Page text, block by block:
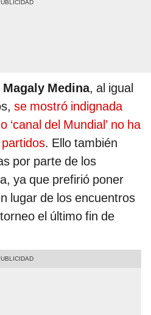
Magaly Medina, al igual
se mostró indignada
‘canal del Mundial’ no ha
. Ello también
por parte de los
ya que prefirió poner
lugar de los encuentros
el último fin de